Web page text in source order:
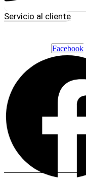
Servicio al cliente
Facebook